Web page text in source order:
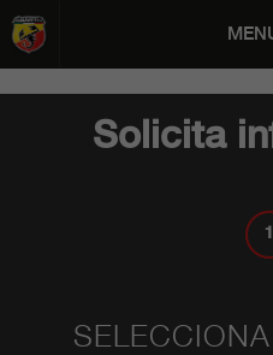
Solicita
1